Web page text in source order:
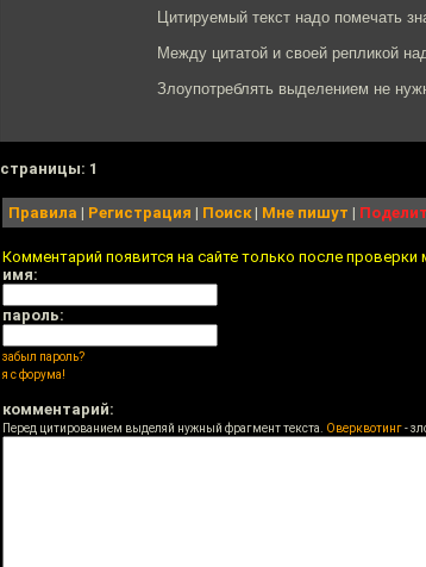
Цитируемый текст надо помечать
Между цитатой и своей репликой
Злоупотреблять выделением не
cтраницы: 1
Правила | Регистрация | Поиск| Мне пишут |
Комментарий появится на сайте только после
имя:
пароль:
забыл пароль?
я с форума!
комментарий:
Перед цитированием выделяй нужный фрагмент текста. Оверквотинг-